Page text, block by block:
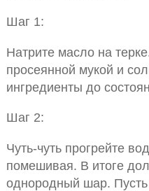
Шаг 1:
Натрите масло на
просеянной мукой и
ингредиенты до
Шаг 2:
Чуть-чуть прогрейте
помешивая. В итоге
однородный шар. Пусть